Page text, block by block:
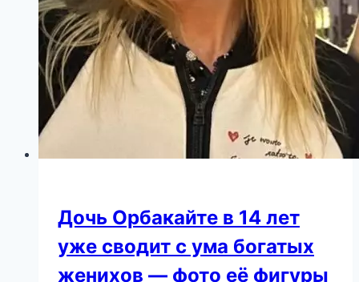
советом
Дочь Орбакайте в 14 лет
уже сводит с ума богатых
женихов — фото её фигуры